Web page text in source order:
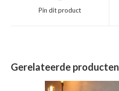
nieuw
Pin dit product
Gerelateerde producten